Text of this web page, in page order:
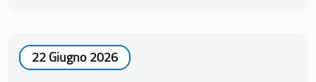
22 Giugno 2026